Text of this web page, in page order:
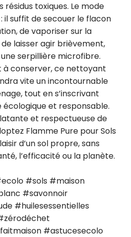
résidus toxiques. Le mode
il suffit de secouer le flacon
de vaporiser sur la
laisser agir brièvement,
une serpillière microfibre.
à conserver, ce nettoyant
vite un incontournable
tout en s’inscrivant
et responsable.
et respectueuse de
Flamme Pure pour Sols
d’un sol propre, sans
l’efficacité ou la planète.
#sols #maison
#savonnoir
#huilesessentielles
#astucesecolo